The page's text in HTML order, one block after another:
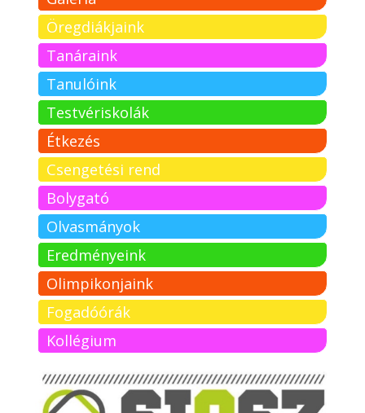
Öregdiákjaink
Tanáraink
Tanulóink
Testvériskolák
Étkezés
Csengetési rend
Bolygató
Olvasmányok
Eredményeink
Olimpikonjaink
Fogadóórák
Kollégium